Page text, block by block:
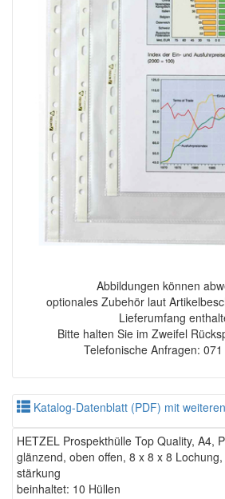
Abbildungen können
optionales Zubehör laut
Lieferumfang
Bitte halten Sie im Zweifel
Telefonische Anfragen:
Katalog-Datenblatt (PDF) mit
HETZEL Prospekthülle Top Quality, A4,
glänzend, oben offen, 8 x 8 x 8
stärkung
beinhaltet: 10 Hüllen